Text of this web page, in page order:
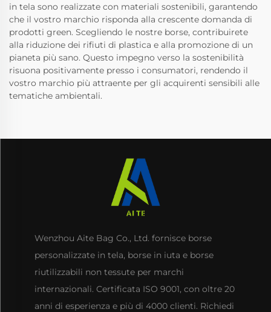
in tela sono realizzate con materiali sostenibili, garantendo
che il vostro marchio risponda alla crescente domanda di
prodotti green. Scegliendo le nostre borse, contribuirete
alla riduzione dei rifiuti di plastica e alla promozione di un
pianeta più sano. Questo impegno verso la sostenibilità
risuona positivamente presso i consumatori, rendendo il
vostro marchio più attraente per gli acquirenti sensibili alle
tematiche ambientali.
Wenzhou Aite Bag Co., Ltd. fornisce borse
personalizzate in tela, borse in iuta e borse
riutilizzabili non tessute per marchi
internazionali. Certificata ISO 9001, con oltre 20
anni di esperienza e più di 4000 clienti. Richiedi